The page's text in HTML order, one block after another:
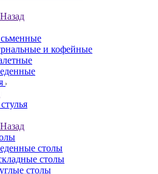
Назад
и кофейные
Назад
столы
столы
столы